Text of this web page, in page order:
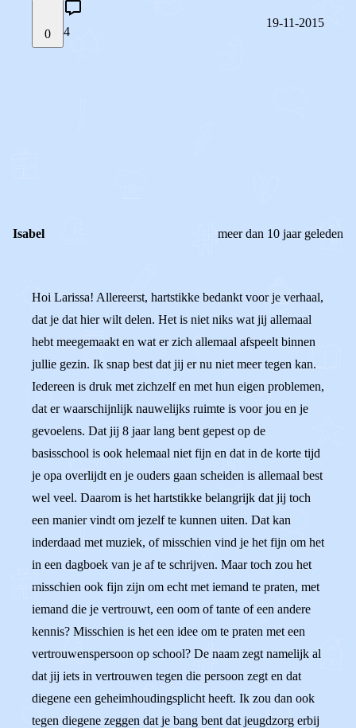
0 4
19-11-2015
Isabel meer dan 10 jaar geleden
Hoi Larissa! Allereerst, hartstikke bedankt voor je verhaal,
dat je dat hier wilt delen. Het is niet niks wat jij allemaal
hebt meegemaakt en wat er zich allemaal afspeelt binnen
jullie gezin. Ik snap best dat jij er nu niet meer tegen kan.
Iedereen is druk met zichzelf en met hun eigen problemen,
dat er waarschijnlijk nauwelijks ruimte is voor jou en je
gevoelens. Dat jij 8 jaar lang bent gepest op de
basisschool is ook helemaal niet fijn en dat in de korte tijd
je opa overlijdt en je ouders gaan scheiden is allemaal best
wel veel. Daarom is het hartstikke belangrijk dat jij toch
een manier vindt om jezelf te kunnen uiten. Dat kan
inderdaad met muziek, of misschien vind je het fijn om het
in een dagboek van je af te schrijven. Maar toch zou het
misschien ook fijn zijn om echt met iemand te praten, met
iemand die je vertrouwt, een oom of tante of een andere
kennis? Misschien is het een idee om te praten met een
vertrouwenspersoon op school? De naam zegt namelijk al
dat jij iets in vertrouwen tegen die persoon zegt en dat
diegene een geheimhoudingsplicht heeft. Ik zou dan ook
tegen diegene zeggen dat je bang bent dat jeugdzorg erbij